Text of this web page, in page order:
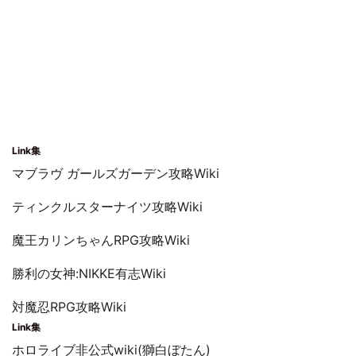
Link集
マブラヴ ガールズガーデン攻略Wiki
ティンクルスターナイツ攻略Wiki
魔王カリンちゃんRPG攻略Wiki
勝利の女神:NIKKE有志Wiki
対魔忍RPG攻略Wiki
Link集
ホロライブ非公式wiki(獅白ぼたん)